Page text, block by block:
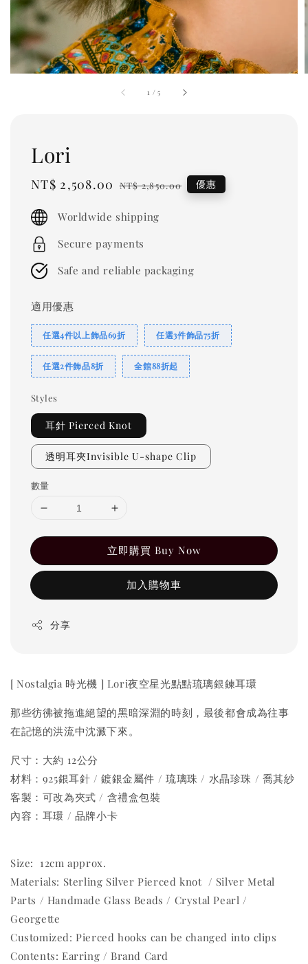
1 /5
Lori
Sale
NT$ 2,508.00 Regular
NT$ 2,850.00 優惠
Worldwide shipping
Secure payments
Safe and reliable packaging
適用優惠
任選4件以上飾品69折 任選3件飾品75折
任選2件飾品8折 全館88折起
Styles
耳針 Pierced Knot
透明耳夾Invisible U-shape Clip
數量
立即購買 Buy Now
加入購物車
分享
[ Nostalgia 時光機 ] Lori夜空星光點點琉璃銀鍊耳環
那些彷彿被拖進絕望的黑暗深淵的時刻，最後都會成為往事
在記憶的洪流中沈澱下來。
尺寸：大約 12公分
材料：925銀耳針 / 鍍銀金屬件 / 琉璃珠 / 水晶珍珠 / 喬其紗
客製：可改為夾式 / 含禮盒包裝
內容：耳環 / 品牌小卡
Size: 12cm approx.
Materials: Sterling Silver Pierced knot / Silver Metal
Parts / Handmade Glass Beads / Crystal Pearl /
Georgette
Customized: Pierced hooks can be changed into clips
Contents: Earring / Brand Card